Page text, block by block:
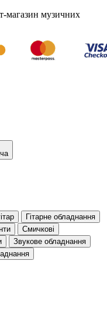
магазин музичних
Гітарне обладнання
Смичкові
Звукове обладнання